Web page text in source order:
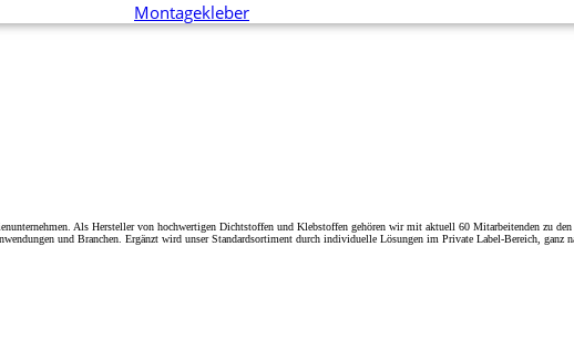
Montagekleber
Als Hersteller von hochwertigen Dichtstoffen und Klebstoffen gehören wir mit aktuell 60 Mitarbeitenden zu
und Branchen. Ergänzt wird unser Standardsortiment durch individuelle Lösungen im Private Label-Bereich, ganz